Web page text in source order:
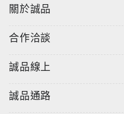
關於誠品
合作洽談
誠品線上
誠品通路